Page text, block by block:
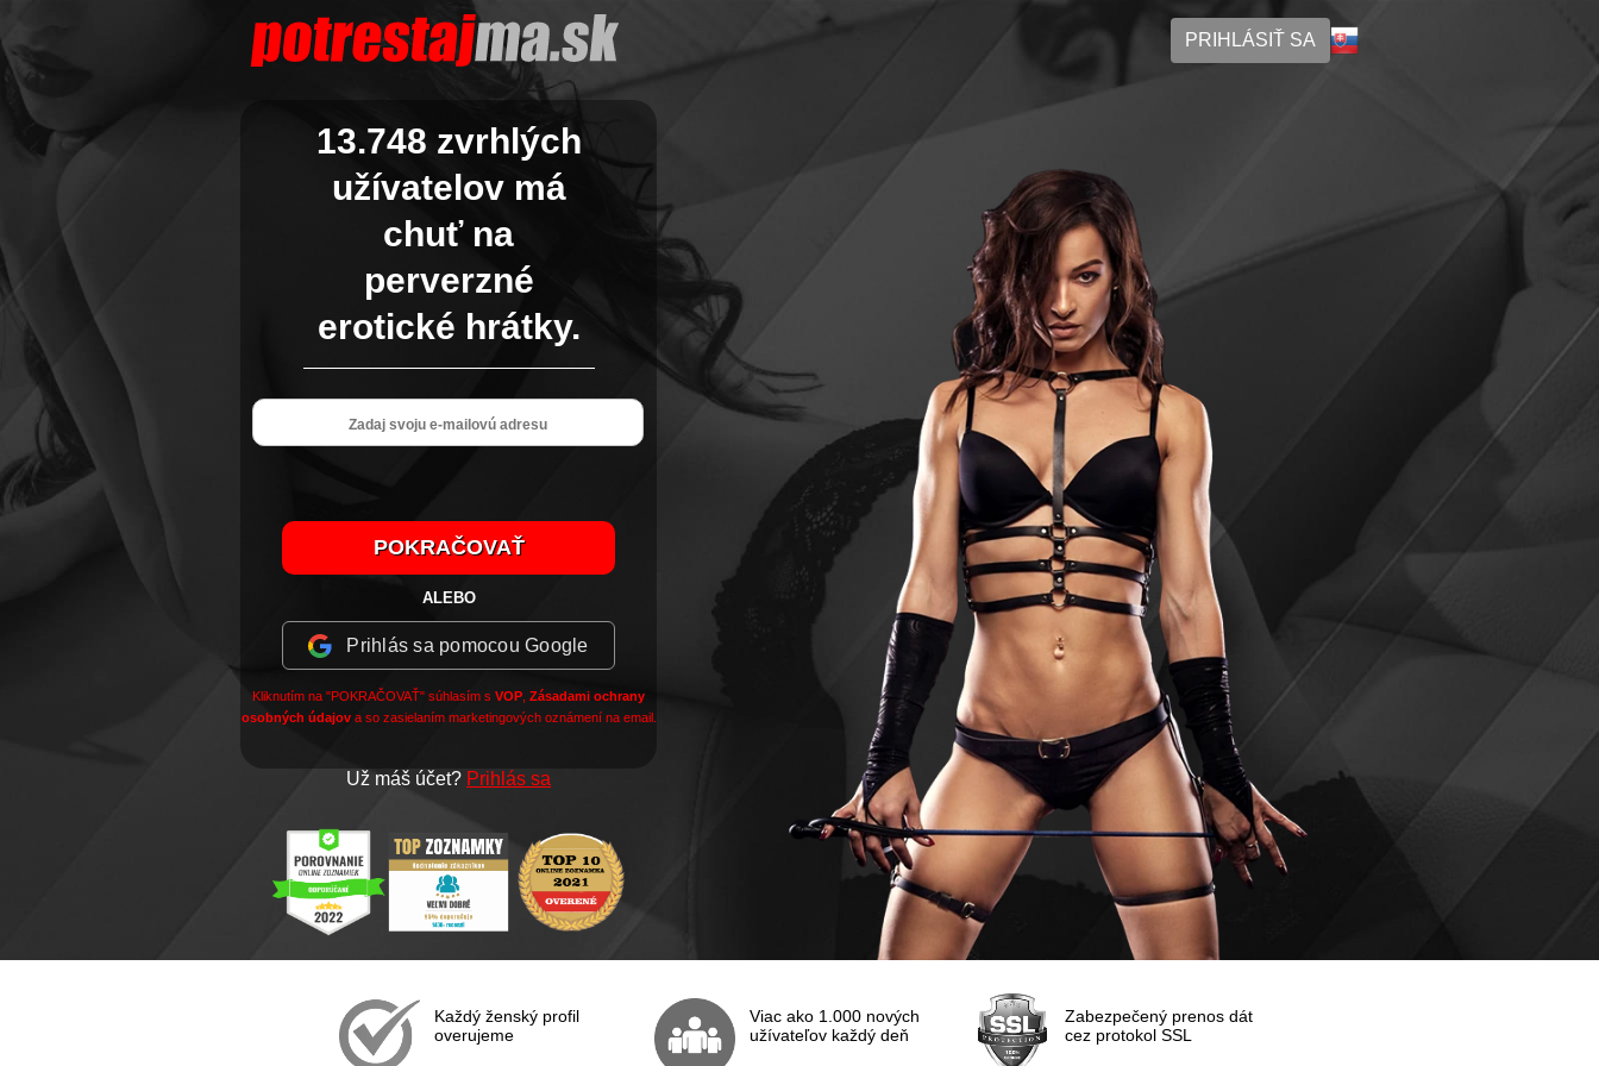
PRIHLÁSIŤ SA
13.748 zvrhlých
užívatelov má
chuť na
perverzné
erotické hrátky.
ALEBO
Prihlás sa pomocou Google
Kliknutím na "POKRAČOVAŤ" súhlasím s VOP Zásadami ochrany
osobných údajova so zasielaním marketingových oznámení na email.
Už máš účet? Prihlás sa
Každý ženský profil
overujeme
Viac ako 1.000 nových
užívateľov každý deň
Zabezpečený prenos dát
cez protokol SSL